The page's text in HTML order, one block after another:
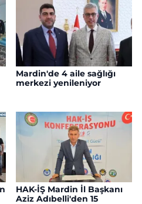
Mardin'de 4 aile sağlığı
merkezi yenileniyor
HAK-İŞ Mardin İl Başkanı
Aziz Adıbelli'den 15